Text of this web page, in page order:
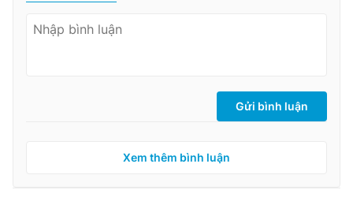
Gửi bình luận
Xem thêm bình luận